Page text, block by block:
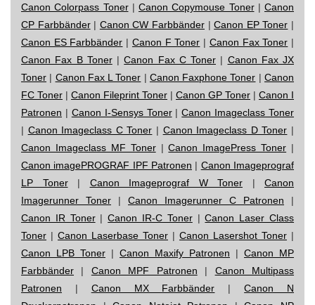
Canon Colorpass Toner| Canon Copymouse Toner| Canon
CP Farbbänder| Canon CW Farbbänder |Canon EP Toner |
Canon ES Farbbänder | Canon F Toner | Canon Fax Toner |
Canon Fax B Toner|Canon Fax C Toner | Canon Fax JX
Toner | Canon Fax L Toner | Canon Faxphone Toner |Canon
FC Toner | Canon Fileprint Toner | Canon GP Toner | Canon I
Patronen | Canon I-Sensys Toner|Canon Imageclass Toner
| Canon Imageclass C Toner | Canon Imageclass D Toner |
Canon Imageclass MF Toner|Canon ImagePress Toner |
Canon imagePROGRAF IPF Patronen | Canon Imageprograf
LP Toner| Canon Imageprograf W Toner | Canon
Imagerunner Toner | Canon Imagerunner C Patronen |
Canon IR Toner|Canon IR-C Toner|Canon Laser Class
Toner | Canon Laserbase Toner | Canon Lasershot Toner |
Canon LPB Toner | Canon Maxify Patronen | Canon MP
Farbbänder | Canon MPF Patronen | Canon Multipass
Patronen | Canon MX Farbbänder |Canon N